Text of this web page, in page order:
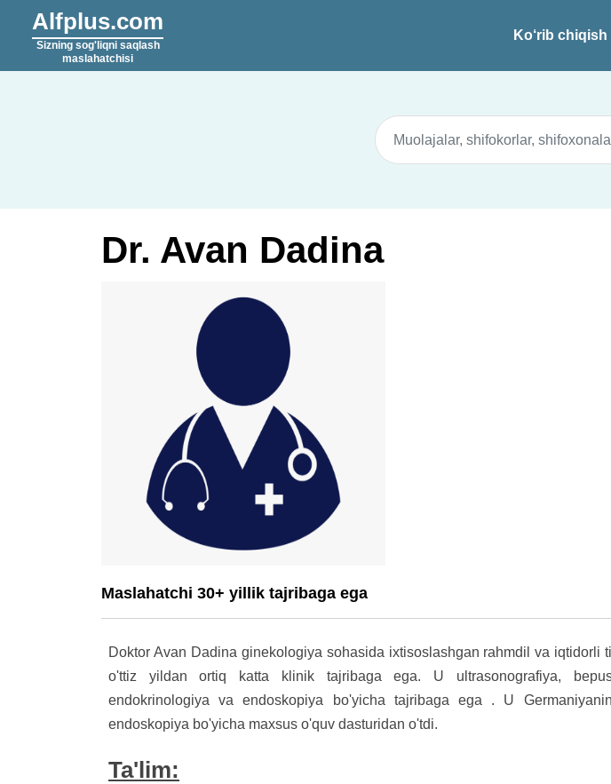
Alfplus.com
Sizning sog'liqni saqlash
maslahatchisi
Ko‘rib chiqish
Dr. Avan Dadina
Maslahatchi 30+ yillik tajribaga ega
Doktor Avan Dadina ginekologiya sohasida ixtisoslashgan rahmdil va iqtidorli
o'ttiz yildan ortiq katta klinik tajribaga ega. U ultrasonografiya,
endokrinologiya va endoskopiya bo'yicha tajribaga ega . U
endoskopiya bo'yicha maxsus o'quv dasturidan o'tdi.
Ta'lim: